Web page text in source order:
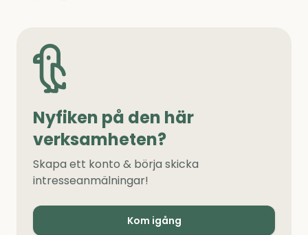
Nyfiken på den här
verksamheten?
Skapa ett konto & börja skicka
intresseanmälningar!
Kom igång